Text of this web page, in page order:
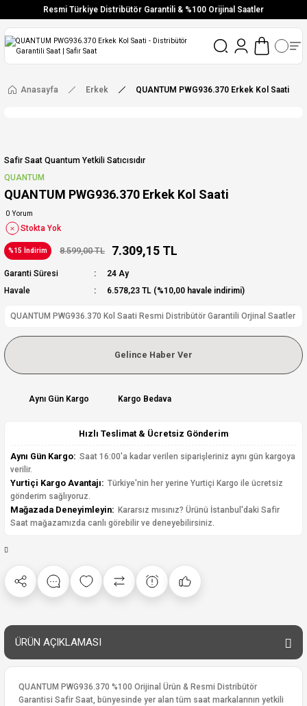
Resmi Türkiye Distribütör Garantili & %100 Orijinal Saatler
Vade Farksız 6 Taksit
Ücretsiz Kargo
Anasayfa Erkek QUANTUM PWG936.370 Erkek Kol Saati
Safir Saat Quantum Yetkili Satıcısıdır
QUANTUM
QUANTUM PWG936.370 Erkek Kol Saati
0 Yorum
Stokta Yok
%15 İndirim 8.599,00 TL 7.309,15 TL
Garanti Süresi
24 Ay
Havale
6.578,23 TL (%10,00 havale indirimi)
QUANTUM PWG936.370 Kol Saati Resmi Distribütör Garantili Orjinal Saatler
Gelince Haber Ver
Aynı Gün Kargo Kargo Bedava
Hızlı Teslimat & Ücretsiz Gönderim
Aynı Gün Kargo: Saat 16:00'a kadar verilen siparişleriniz aynı gün kargoya
verilir.
Yurtiçi Kargo Avantajı: Türkiye'nin her yerine Yurtiçi Kargo ile ücretsiz
gönderim sağlıyoruz.
Mağazada Deneyimleyin: Kararsız mısınız? Ürünü İstanbul'daki Safir
Saat mağazamızda canlı görebilir ve deneyebilirsiniz.
ÜRÜN AÇIKLAMASI
QUANTUM PWG936.370 %100 Orijinal Ürün & Resmi Distribütör
Garantisi Safir Saat, bünyesinde yer alan tüm saat markalarının yetkili